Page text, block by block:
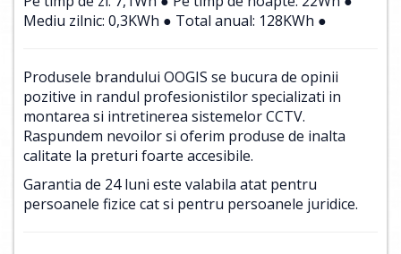
Mediu zilnic: 0,3KWh ● Total anual: 128KWh ●
Produsele brandului OOGIS se bucura de opinii
pozitive in randul profesionistilor specializati in
montarea si intretinerea sistemelor CCTV.
Raspundem nevoilor si oferim produse de inalta
calitate la preturi foarte accesibile.
Garantia de 24 luni este valabila atat pentru
persoanele fizice cat si pentru persoanele juridice.